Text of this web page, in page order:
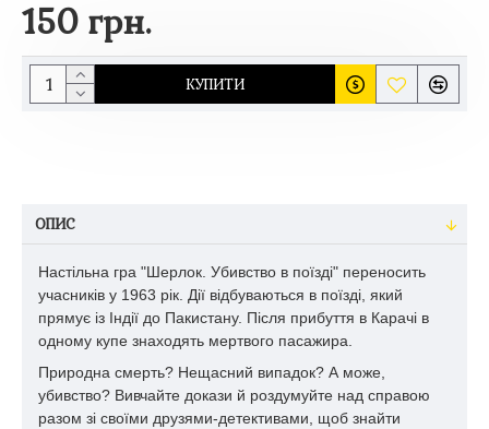
150 грн.
КУПИТИ
ОПИС
Настільна гра "Шерлок. Убивство в поїзді" переносить
учасників у 1963 рік. Дії відбуваються в поїзді, який
прямує із Індії до Пакистану. Після прибуття в Карачі в
одному купе знаходять мертвого пасажира.
Природна смерть? Нещасний випадок? А може,
убивство? Вивчайте докази й роздумуйте над справою
разом зі своїми друзями-детективами, щоб знайти